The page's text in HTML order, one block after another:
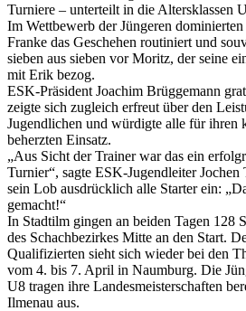
Turniere – unterteilt in die Altersklassen
Im Wettbewerb der Jüngeren
Franke das Geschehen routiniert und
sieben aus sieben vor Moritz, der seine
mit Erik bezog.
ESK-Präsident Joachim Brüggemann
zeigte sich zugleich erfreut über den
Jugendlichen und würdigte alle für ihren
beherzten Einsatz.
„Aus Sicht der Trainer war das ein
Turnier“, sagte ESK-Jugendleiter Jochen
sein Lob ausdrücklich alle Starter ein:
gemacht!“
In Stadtilm gingen an beiden Tagen 128
des Schachbezirkes Mitte an den Start.
Qualifizierten sieht sich wieder bei den
vom 4. bis 7. April in Naumburg. Die
U8 tragen ihre Landesmeisterschaften
Ilmenau aus.